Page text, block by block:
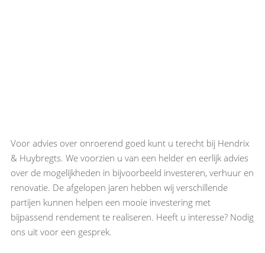
Voor advies over onroerend goed kunt u terecht bij Hendrix
& Huybregts. We voorzien u van een helder en eerlijk advies
over de mogelijkheden in bijvoorbeeld investeren, verhuur en
renovatie. De afgelopen jaren hebben wij verschillende
partijen kunnen helpen een mooie investering met
bijpassend rendement te realiseren. Heeft u interesse? Nodig
ons uit voor een gesprek.